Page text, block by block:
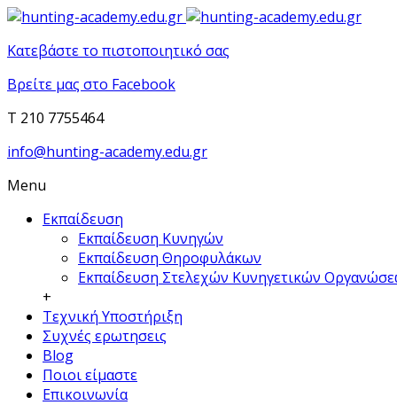
Κατεβάστε το πιστοποιητικό σας
Βρείτε μας στο Facebook
T 210 7755464
info@hunting-academy.edu.gr
Menu
Εκπαίδευση
Εκπαίδευση Κυνηγών
Εκπαίδευση Θηροφυλάκων
Εκπαίδευση Στελεχών Κυνηγετικών
+
Τεχνική Υποστήριξη
Συχνές ερωτησεις
Blog
Ποιοι είμαστε
Επικοινωνία